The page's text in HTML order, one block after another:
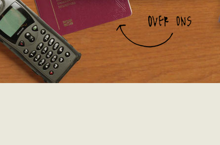
vind je al enkele foto's van Soedan
enkele, maar op de rest is het wachen tot er opnieuw
meer bruikbare internetverbinding opduikt (wellicht in
toegevoegd door
op 3 december 2012 om
0 reacties
SOEDAN: MAYBE, PROBABLY,
SOMEWHERE.